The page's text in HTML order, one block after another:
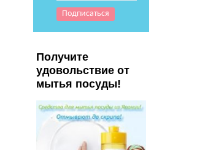
Получите
удовольствие от
мытья посуды!